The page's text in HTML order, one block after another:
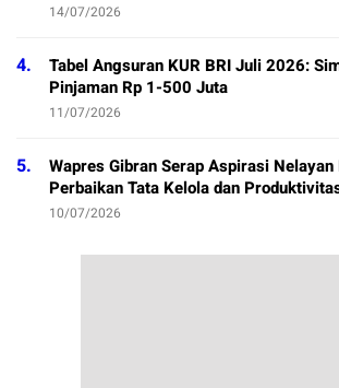
14/07/2026
4.
Tabel Angsuran KUR BRI Juli 2026:
Pinjaman Rp 1-500 Juta
11/07/2026
5.
Wapres Gibran Serap Aspirasi
Perbaikan Tata Kelola dan
10/07/2026